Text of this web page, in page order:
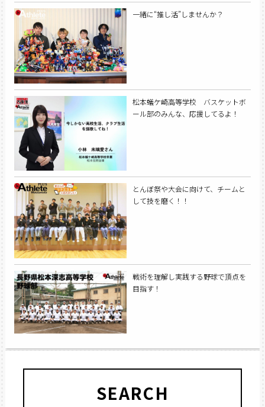
一緒に“推し活”しませんか？
松本蟻ケ崎高等学校 バスケットボ
ール部のみんな、応援してるよ！
とんぼ祭や大会に向けて、チームと
して技を磨く！！
戦術を理解し実践する野球で頂点を
目指す！
SEARCH